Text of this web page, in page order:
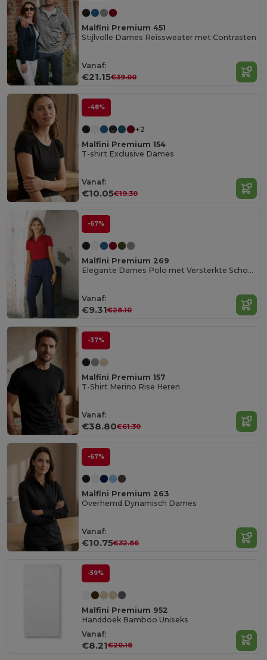
Malfini Premium 451
Stijlvolle Dames Reissweater met Contrasten
Vanaf:
€21.15€39.00
-48%
+2
Malfini Premium 154
T-shirt Exclusive Dames
Vanaf:
€10.05€19.30
-67%
Malfini Premium 269
Elegante Dames Polo met Versterkte Schoudernaden
Vanaf:
€9.31€28.10
-37%
Malfini Premium 157
T-Shirt Merino Rise Heren
Vanaf:
€38.80€61.30
-67%
Malfini Premium 263
Overhemd Dynamisch Dames
Vanaf:
€10.75€32.86
-59%
Malfini Premium 952
Handdoek Bamboo Uniseks
Vanaf:
€8.21€20.18